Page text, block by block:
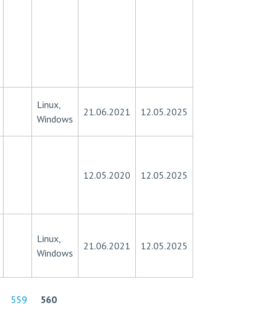
Linux,
Windows
21.06.2021 12.05.2025
12.05.2020 12.05.2025
Linux,
Windows
21.06.2021 12.05.2025
559 560